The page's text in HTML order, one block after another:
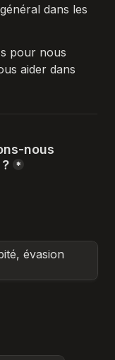
dans les
pour nous
aider dans
nous
*
évasion